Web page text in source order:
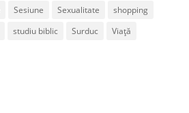
Sesiune Sexualitate
shopping
studiu biblic Surduc Viață